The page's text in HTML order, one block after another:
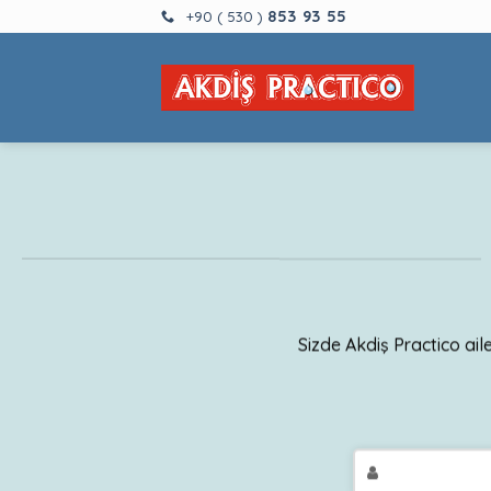
to
+90 ( 530 ) 853 93 55
Sizde Akdiş Practico